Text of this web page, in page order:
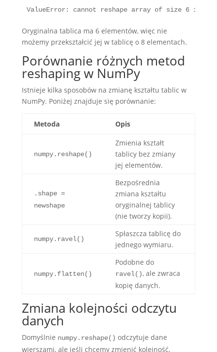
ValueError: cannot reshape array of size 6 into
Oryginalna tablica ma 6 elementów, więc nie
możemy przekształcić jej w tablicę o 8 elementach.
Porównanie różnych metod
reshaping w NumPy
Istnieje kilka sposobów na zmianę kształtu tablic w
NumPy. Poniżej znajduje się porównanie:
Metoda Opis
numpy.reshape()
Zmienia kształt
tablicy bez zmiany
jej elementów.
.shape =
newshape
Bezpośrednia
zmiana kształtu
oryginalnej tablicy
(nie tworzy kopii).
numpy.ravel()
Spłaszcza tablicę do
jednego wymiaru.
numpy.flatten()
Podobne do
ravel(), ale zwraca
kopię danych.
Zmiana kolejności odczytu
danych
Domyślnie numpy.reshape() odczytuje dane
wierszami, ale jeśli chcemy zmienić kolejność,